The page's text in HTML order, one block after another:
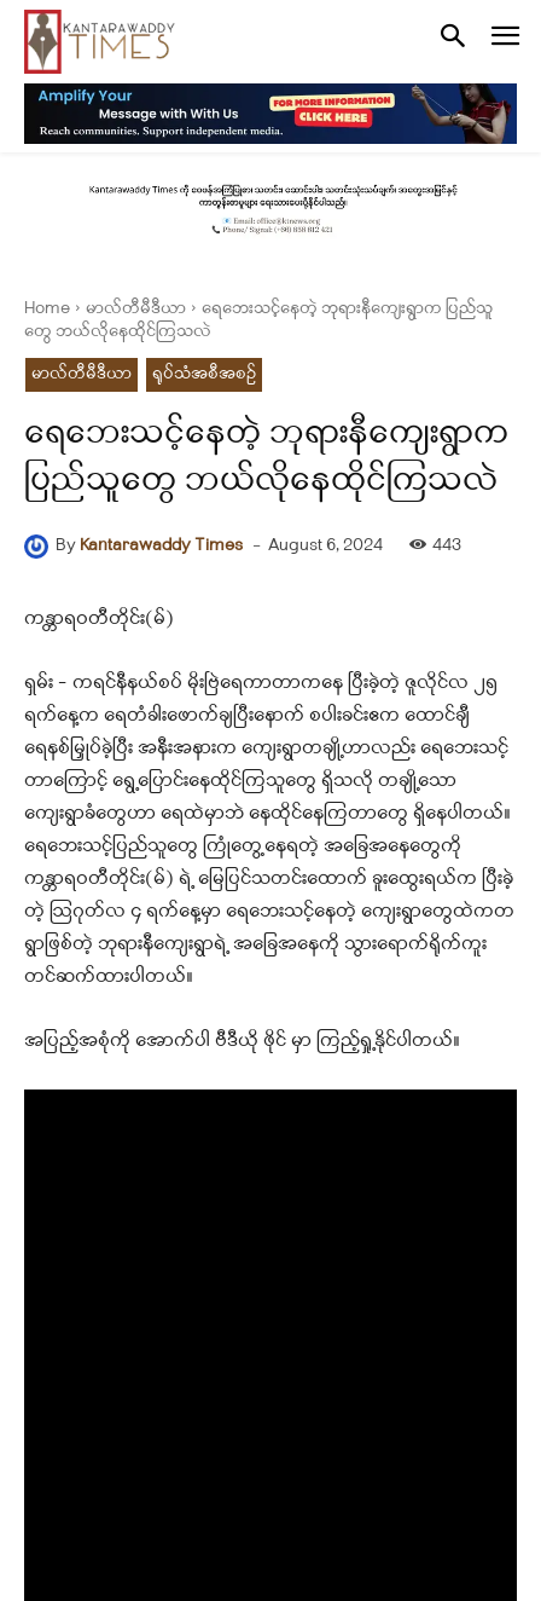
Home မာလ်တီမီဒီယာ
ရေဘေးသင့်နေတဲ့ ဘုရားနီကျေးရွာက ပြည်သူ
တွေ ဘယ်လိုနေထိုင်ကြသလဲ
မာလ်တီမီဒီယာ
ရုပ်သံအစီအစဉ်
ရေဘေးသင့်နေတဲ့ ဘုရားနီကျေးရွာက
ပြည်သူတွေ ဘယ်လိုနေထိုင်ကြသလဲ
By Kantarawaddy Times - August 6, 2024 443
ကန္တာရဝတီတိုင်း(မ်)
ရှမ်း – ကရင်နီနယ်စပ် မိုးဗြဲရေကာတာကနေ ပြီးခဲ့တဲ့ ဇူလိုင်လ ၂၅
ရက်နေ့က ရေတံခါးဖောက်ချပြီးနောက် စပါးခင်းဧက ထောင်ချီ
ရေနစ်မြှုပ်ခဲ့ပြီး အနီးအနားက ကျေးရွာတချို့ဟာလည်း ရေဘေးသင့်
တာကြောင့် ရွေ့ပြောင်းနေထိုင်ကြသူတွေ ရှိသလို တချို့သော
ကျေးရွာခံတွေဟာ ရေထဲမှာဘဲ နေထိုင်နေကြတာတွေ ရှိနေပါတယ်။
ရေဘေးသင့်ပြည်သူတွေ ကြုံတွေ့နေရတဲ့ အခြေအနေတွေကို
ကန္တာရဝတီတိုင်း(မ်) ရဲ့ မြေပြင်သတင်းထောက် ခူးထွေးရယ်က ပြီးခဲ့
တဲ့ ဩဂုတ်လ ၄ ရက်နေ့မှာ ရေဘေးသင့်နေတဲ့ ကျေးရွာတွေထဲကတ
ရွာဖြစ်တဲ့ ဘုရားနီကျေးရွာရဲ့ အခြေအနေကို သွားရောက်ရိုက်ကူး
တင်ဆက်ထားပါတယ်။
အပြည့်အစုံကို အောက်ပါ ဗီဒီယို ဖိုင် မှာ ကြည့်ရှု့နိုင်ပါတယ်။